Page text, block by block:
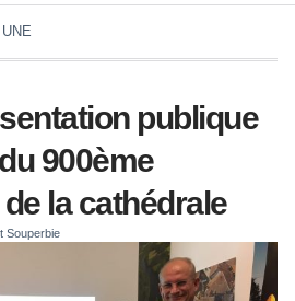
UNE
publique
900ème
la cathédrale
Souperbie